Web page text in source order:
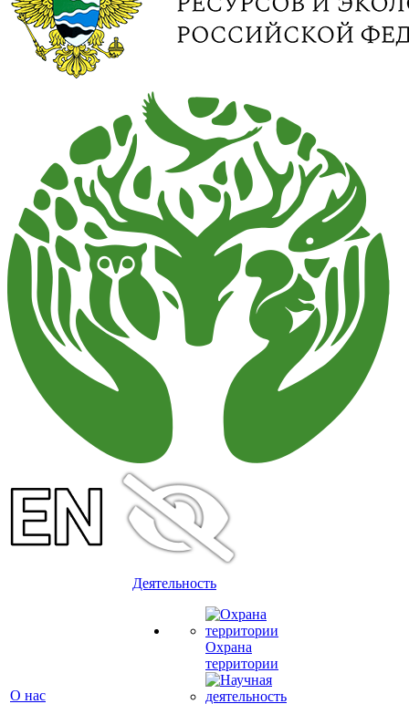
О нас
Деятельность
Охрана
территории